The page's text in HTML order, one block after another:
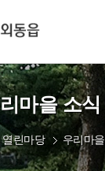
마을 소식
열린마당 우리마